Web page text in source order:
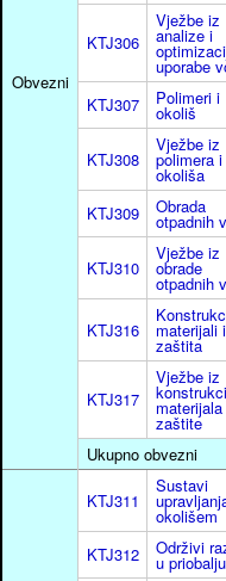
Obvezni
KTJ306
Vježbe iz
analize i
uporabe
KTJ307 Polimeri i
okoliš
KTJ308
Vježbe iz
polimera i
okoliša
KTJ309 Obrada
otpadnih
KTJ310
Vježbe iz
obrade
otpadnih
KTJ316 materijali i
zaštita
KTJ317
Vježbe iz
zaštite
Ukupno obvezni
KTJ311
Sustavi
okolišem
KTJ312 Održivi
u priobalju